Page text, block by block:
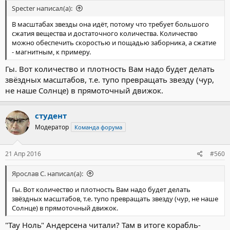
Specter написал(а):
В масштабах звезды она идёт, потому что требует большого
сжатия вещества и достаточного количества. Количество
можно обеспечить скоростью и пощадью заборника, а сжатие
- магнитным, к примеру.
Гы. Вот количество и плотность Вам надо будет делать
звёздных масштабов, т.е. тупо превращать звезду (чур,
не наше Солнце) в прямоточный движок.
студент
Модератор Команда форума
21 Апр 2016 #560
Ярослав С. написал(а):
Гы. Вот количество и плотность Вам надо будет делать
звёздных масштабов, т.е. тупо превращать звезду (чур, не наше
Солнце) в прямоточный движок.
"Тау Ноль" Андерсена читали? Там в итоге корабль-